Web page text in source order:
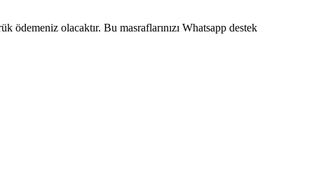
ödemeniz olacaktır. Bu masraflarınızı Whatsapp destek